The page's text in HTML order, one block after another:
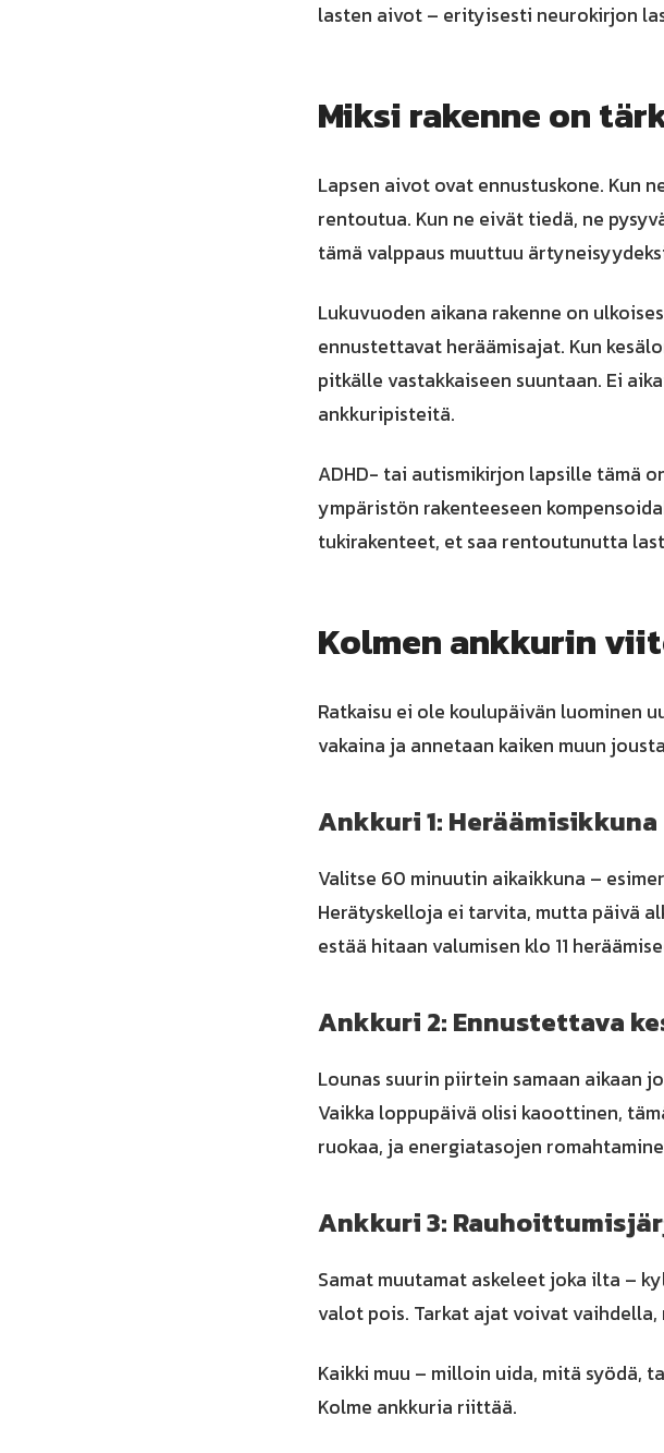
lasten aivot – erityisesti neurokirjon
Miksi rakenne on
Lapsen aivot ovat ennustuskone. Kun
rentoutua. Kun ne eivät tiedä, ne
tämä valppaus muuttuu
Lukuvuoden aikana rakenne on
ennustettavat heräämisajat. Kun
pitkälle vastakkaiseen suuntaan. Ei
ankkuripisteitä.
ADHD- tai autismikirjon lapsille tämä
ympäristön rakenteeseen
tukirakenteet, et saa rentoutunutta
Kolmen ankkurin
Ratkaisu ei ole koulupäivän luominen
vakaina ja annetaan kaiken muun
Ankkuri 1: Heräämisikkuna
Valitse 60 minuutin aikaikkuna –
Herätyskelloja ei tarvita, mutta päivä
estää hitaan valumisen klo 11
Ankkuri 2: Ennustettava
Lounas suurin piirtein samaan aikaan
Vaikka loppupäivä olisi kaoottinen,
ruokaa, ja energiatasojen
Ankkuri 3:
Samat muutamat askeleet joka ilta –
valot pois. Tarkat ajat voivat
Kaikki muu – milloin uida, mitä syödä,
Kolme ankkuria riittää.